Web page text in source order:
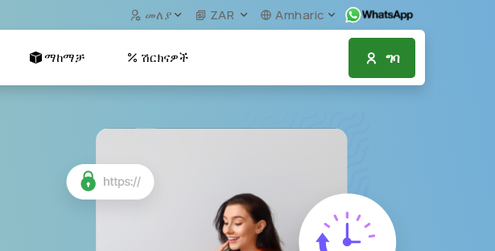
መለያ ZAR Amharic
ግባ
ማከማቻ ሽርክናዎች